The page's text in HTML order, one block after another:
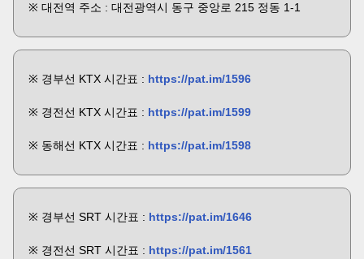
※ 대전역 주소 : 대전광역시 동구 중앙로 215 정동 1-1
※ 경부선 KTX 시간표 : https://pat.im/1596
※ 경전선 KTX 시간표 : https://pat.im/1599
※ 동해선 KTX 시간표 : https://pat.im/1598
※ 경부선 SRT 시간표 : https://pat.im/1646
※ 경전선 SRT 시간표 : https://pat.im/1561